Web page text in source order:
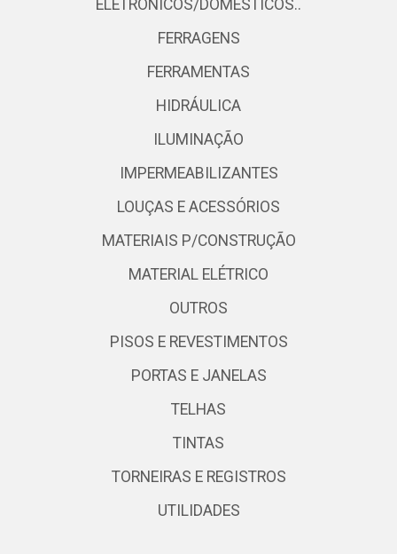
ELETRÔNICOS/DOMÉSTICOS..
FERRAGENS
FERRAMENTAS
HIDRÁULICA
ILUMINAÇÃO
IMPERMEABILIZANTES
LOUÇAS E ACESSÓRIOS
MATERIAIS P/CONSTRUÇÃO
MATERIAL ELÉTRICO
OUTROS
PISOS E REVESTIMENTOS
PORTAS E JANELAS
TELHAS
TINTAS
TORNEIRAS E REGISTROS
UTILIDADES